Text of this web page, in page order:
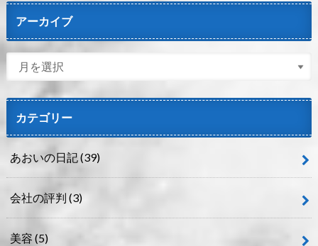
アーカイブ
カテゴリー
あおいの日記(39)
会社の評判 (3)
美容 (5)